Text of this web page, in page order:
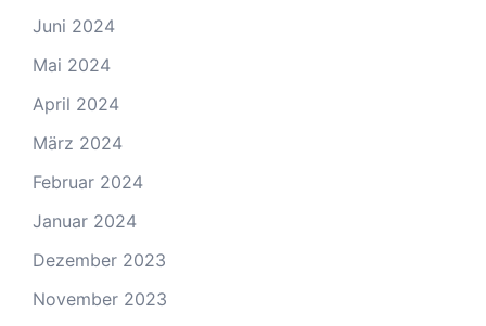
Juni 2024
Mai 2024
April 2024
März 2024
Februar 2024
Januar 2024
Dezember 2023
November 2023